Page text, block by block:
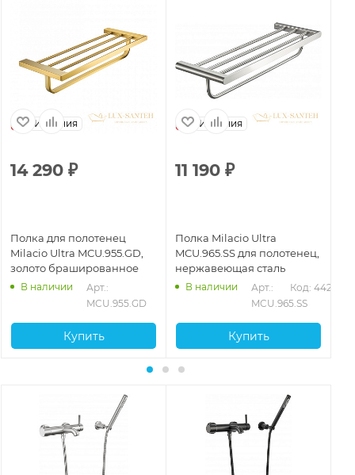
Испания
14 290 ₽
Полка для полотенец
Milacio Ultra MCU.955.GD,
золото брашированное
В наличии
Арт.:
MCU.955.GD
Купить
Испания
11 190 ₽
Полка Milacio Ultra
MCU.965.SS для полотенец,
нержавеющая сталь
В наличии
Арт.:
MCU.965.SS
Код: 44256
Купить